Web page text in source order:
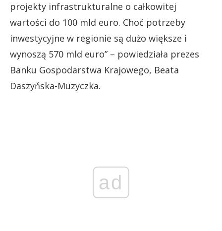
projekty infrastrukturalne o całkowitej
wartości do 100 mld euro. Choć potrzeby
inwestycyjne w regionie są dużo większe i
wynoszą 570 mld euro” – powiedziała prezes
Banku Gospodarstwa Krajowego, Beata
Daszyńska-Muzyczka.
ad